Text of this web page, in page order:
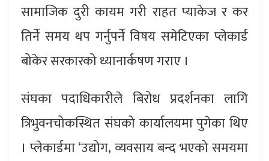
सामाजिक दुरी कायम गरी राहत प्याकेज र कर
तिर्ने समय थप गर्नुपर्ने विषय समेटिएका प्लेकार्ड
बोकेर सरकारको ध्यानार्कषण गराए ।
संघका पदाधिकारीले बिरोध प्रदर्शनका लागि
त्रिभुवनचोकस्थित संघको कार्यालयमा पुगेका थिए
। प्लेकार्डमा ‘उद्योग, व्यवसाय बन्द भएको समयमा